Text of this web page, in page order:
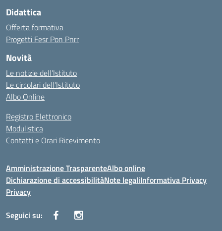
Didattica
Offerta formativa
Progetti Fesr Pon Pnrr
Novità
Le notizie dell’Istituto
Le circolari dell’Istituto
Albo Online
Registro Elettronico
Modulistica
Contatti e Orari Ricevimento
Amministrazione TrasparenteAlbo online
Dichiarazione di accessibilitàNote legaliInformativa Privacy
Privacy
Seguici su: